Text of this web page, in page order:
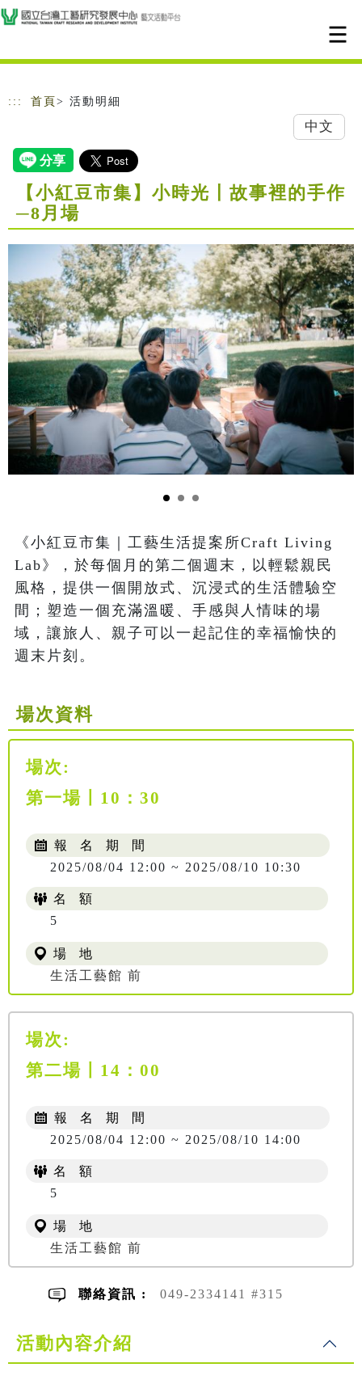
跳到主要內容
網站導覽
::: 首頁 > 活動明細
中文
【小紅豆市集】小時光〡故事裡的手作
─8月場
《小紅豆市集｜工藝生活提案所Craft Living
Lab》，於每個月的第二個週末，以輕鬆親民
風格，提供一個開放式、沉浸式的生活體驗空
間；塑造一個充滿溫暖、手感與人情味的場
域，讓旅人、親子可以一起記住的幸福愉快的
週末片刻。
場次資料
場次:
第一場〡10：30
報 名 期 間
2025/08/04 12:00 ~ 2025/08/10 10:30
名 額
5
場 地
生活工藝館 前
場次:
第二場〡14：00
報 名 期 間
2025/08/04 12:00 ~ 2025/08/10 14:00
名 額
5
場 地
生活工藝館 前
聯絡資訊 : 049-2334141 #315
活動內容介紹